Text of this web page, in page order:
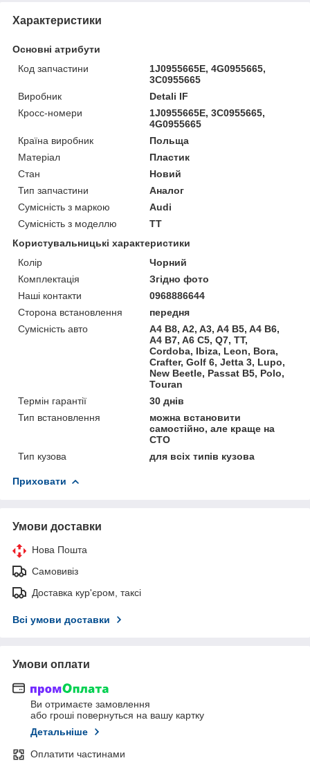
Характеристики
Основні атрибути
Код запчастини
1J0955665E, 4G0955665,
3C0955665
Виробник
Detali IF
Кросс-номери
1J0955665E, 3C0955665,
4G0955665
Країна виробник
Польща
Матеріал
Пластик
Стан
Новий
Тип запчастини
Аналог
Сумісність з маркою
Audi
Сумісність з моделлю
TT
Користувальницькі характеристики
Колір
Чорний
Комплектація
Згідно фото
Наші контакти
0968886644
Сторона встановлення
передня
Сумісність авто
A4 B8, A2, A3, A4 B5, A4 B6,
A4 B7, A6 C5, Q7, TT,
Cordoba, Ibiza, Leon, Bora,
Crafter, Golf 6, Jetta 3, Lupo,
New Beetle, Passat B5, Polo,
Touran
Термін гарантії
30 днів
Тип встановлення
можна встановити
самостійно, але краще на
СТО
Тип кузова
для всіх типів кузова
Приховати
Умови доставки
Нова Пошта
Самовивіз
Доставка кур'єром, таксі
Всі умови доставки
Умови оплати
Ви отримаєте замовлення
або гроші повернуться на вашу картку
Детальніше
Оплатити частинами